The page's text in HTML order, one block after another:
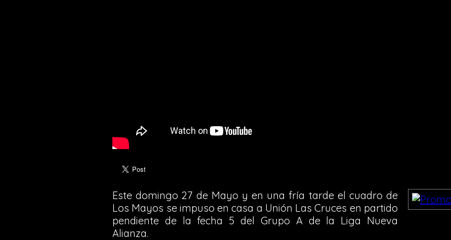
Este domingo 27 de Mayo y en una fría tarde el cuadro de
Los Mayos se impuso en casa a Unión Las Cruces en partido
pendiente de la fecha 5 del Grupo A de la Liga Nueva
Alianza.